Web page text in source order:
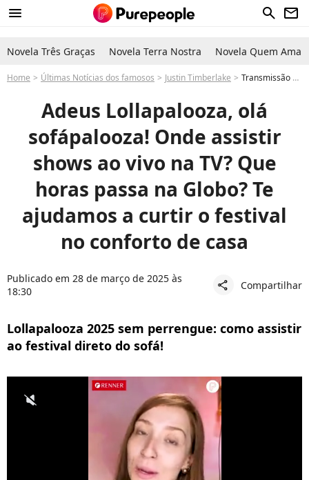
menu search newsletter
Novela Três Graças Novela Terra Nostra Novela Quem Ama
Home Últimas Notícias dos famosos Justin Timberlake Transmissão do Lollapalooza 2025: Onde assistir shows ao vivo na TV? Que horas passa na Globo? Te ajudamos a curtir o festival no conforto de casa
Adeus Lollapalooza, olá
sofápalooza! Onde assistir
shows ao vivo na TV? Que
horas passa na Globo? Te
ajudamos a curtir o festival
no conforto de casa
Publicado em 28 de março de 2025 às
18:30
share Compartilhar
Lollapalooza 2025 sem perrengue: como assistir
ao festival direto do sofá!